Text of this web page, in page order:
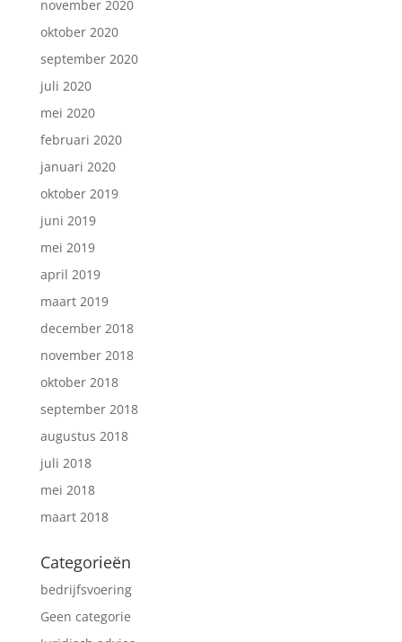
november 2020
oktober 2020
september 2020
juli 2020
mei 2020
februari 2020
januari 2020
oktober 2019
juni 2019
mei 2019
april 2019
maart 2019
december 2018
november 2018
oktober 2018
september 2018
augustus 2018
juli 2018
mei 2018
maart 2018
Categorieën
bedrijfsvoering
Geen categorie